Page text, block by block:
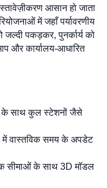
आसान हो जाता
में जहाँ पर्यावरणीय
जल्दी पकड़कर, पुनर्कार्य को
और कार्यालय-आधारित
के साथ कुल स्टेशनों जैसे
में वास्तविक समय के अपडेट
सीमाओं के साथ 3D मॉडल